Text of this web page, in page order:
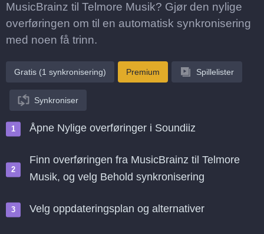
MusicBrainz til Telmore Musik? Gjør den nylige
overføringen om til en automatisk synkronisering
med noen få trinn.
Gratis (1 synkronisering) Premium Spillelister
Synkroniser
Åpne Nylige overføringer i Soundiiz
Finn overføringen fra MusicBrainz til Telmore
Musik, og velg Behold synkronisering
Velg oppdateringsplan og alternativer